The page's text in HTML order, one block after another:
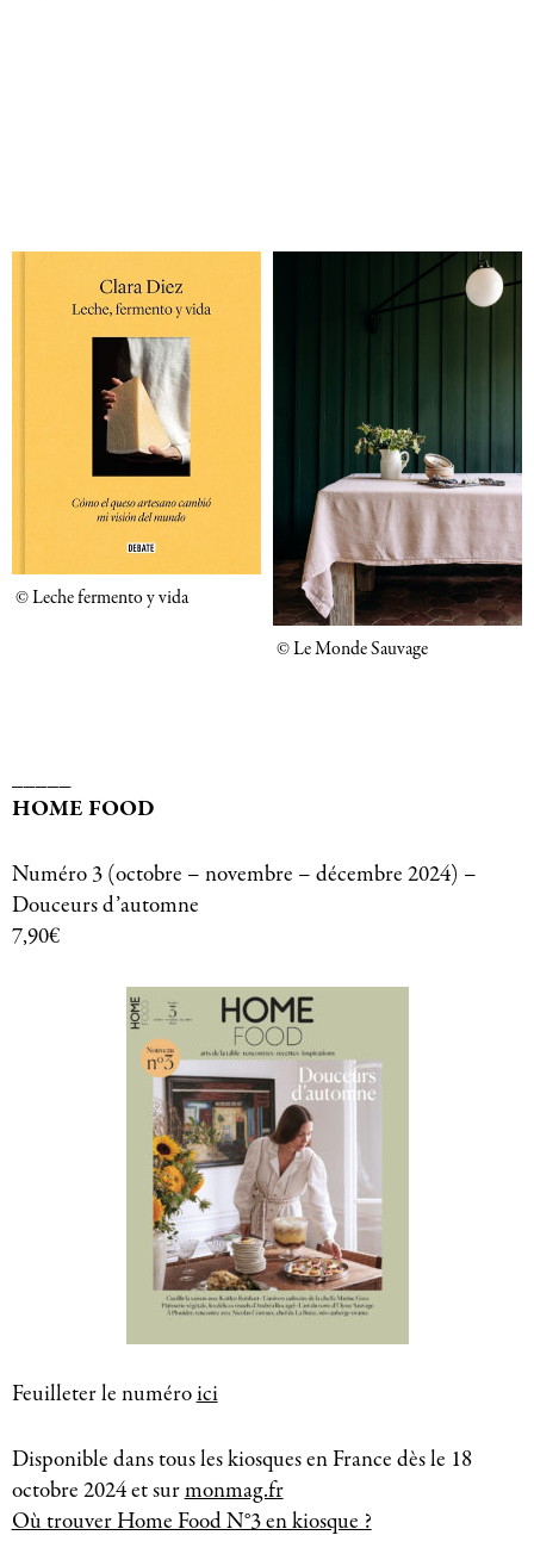
© Leche fermento y vida
© Le Monde Sauvage
_____
HOME FOOD
Numéro 3 (octobre – novembre – décembre 2024) –
Douceurs d’automne
7,90€
Feuilleter le numéroici
Disponible dans tous les kiosques en France dès le 18
octobre 2024 et surmonmag.fr
Où trouver Home Food N°3 en kiosque ?